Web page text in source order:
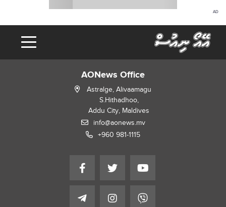
AD
AONews Office
Astralge, Alivaamagu
S.Hithadhoo,
Addu City, Maldives
info@aonews.mv
+960 981-1115